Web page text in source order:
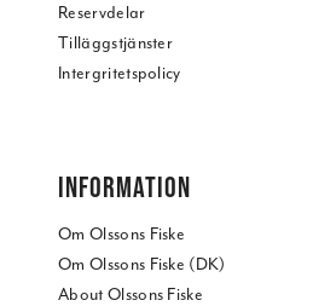
Reservdelar
Tilläggstjänster
Intergritetspolicy
INFORMATION
Om Olssons Fiske
Om Olssons Fiske (DK)
About Olssons Fiske